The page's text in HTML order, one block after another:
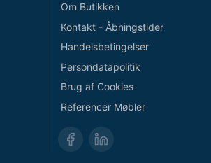
Om Butikken
Kontakt - Åbningstider
Handelsbetingelser
Persondatapolitik
Brug af Cookies
Referencer Møbler